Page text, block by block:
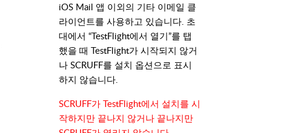
iOS Mail 앱 이외의 기타 이메일 클
라이언트를 사용하고 있습니다. 초
대에서 “TestFlight에서 열기”를 탭
했을 때 TestFlight가 시작되지 않거
나 SCRUFF를 설치 옵션으로 표시
하지 않습니다.
SCRUFF가 TestFlight에서 설치를 시
작하지만 끝나지 않거나 끝나지만